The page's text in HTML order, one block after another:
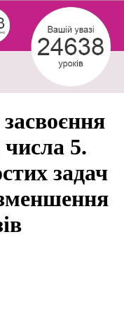
5.
задач